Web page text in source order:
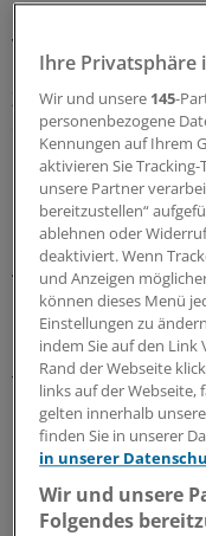
Dies entspricht
von 4,0.
Zudem lag der Anteil
ein Adenokarzinom
um 7,4 Prozent (1,5
unter Beobachtung)
Am Ende des
Patienten der
Kontrollgruppe
Prozent der
Teilnehmer der
Eradikation der
Studie vorzeitig
Bei 19 Prozent der
Ihre Privatsphäre
Wir und unsere 145-
personenbezogene
Kennungen auf Ihrem
aktivieren Sie
unsere Partner
bereitzustellen“
ablehnen oder
deaktiviert. Wenn
und Anzeigen
können dieses Menü
Einstellungen zu
indem Sie auf den
Rand der Webseite
links auf der Webseite,
gelten innerhalb
finden Sie in unserer
in unserer
Wir und unsere
Folgendes